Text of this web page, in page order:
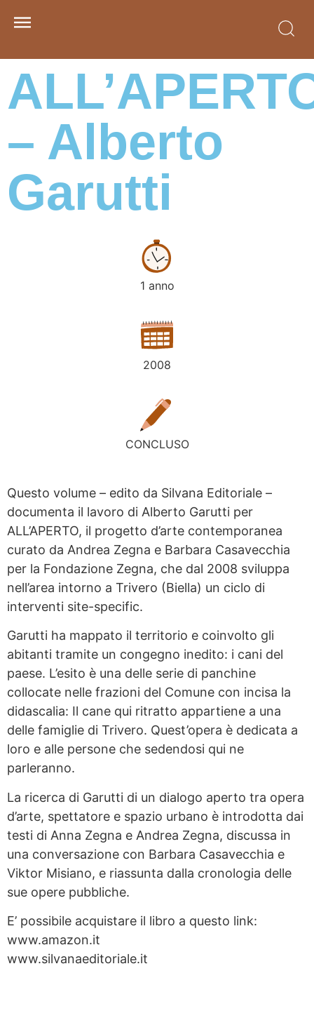
– Alberto
Garutti
1 anno
2008
CONCLUSO
Questo volume – edito da Silvana Editoriale –
documenta il lavoro di Alberto Garutti per
ALL’APERTO, il progetto d’arte contemporanea
curato da Andrea Zegna e Barbara Casavecchia
per la Fondazione Zegna, che dal 2008 sviluppa
nell’area intorno a Trivero (Biella) un ciclo di
interventi site-specific.
Garutti ha mappato il territorio e coinvolto gli
abitanti tramite un congegno inedito: i cani del
paese. L’esito è una delle serie di panchine
collocate nelle frazioni del Comune con incisa la
didascalia: Il cane qui ritratto appartiene a una
delle famiglie di Trivero. Quest’opera è dedicata a
loro e alle persone che sedendosi qui ne
parleranno.
La ricerca di Garutti di un dialogo aperto tra opera
d’arte, spettatore e spazio urbano è introdotta dai
testi di Anna Zegna e Andrea Zegna, discussa in
una conversazione con Barbara Casavecchia e
Viktor Misiano, e riassunta dalla cronologia delle
sue opere pubbliche.
E’ possibile acquistare il libro a questo link:
www.amazon.it
www.silvanaeditoriale.it